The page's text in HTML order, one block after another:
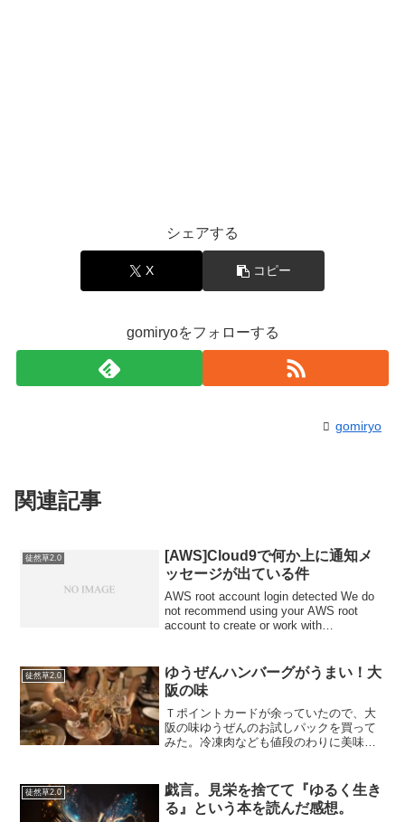
シェアする
X コピー
gomiryoをフォローする
gomiryo
関連記事
徒然草2.0
[AWS]Cloud9で何か上に通知メ
ッセージが出ている件
AWS root account login detected We do
not recommend using your AWS root
account to create or work with
徒然草2.0
ゆうぜんハンバーグがうまい！大
阪の味
Ｔポイントカードが余っていたので、大
阪の味ゆうぜんのお試しパックを買って
みた。冷凍肉なども値段のわりに美味し
レストランとかで１０００～１５００円
で出されても満足できるレ...
徒然草2.0
戯言。見栄を捨てて『ゆるく生き
る』という本を読んだ感想。